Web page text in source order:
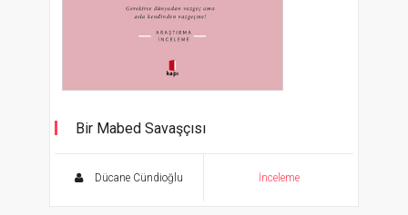
Bir Mabed Savaşçısı
kendinden vazgeçme!
Dücane Cündioğlu İnceleme